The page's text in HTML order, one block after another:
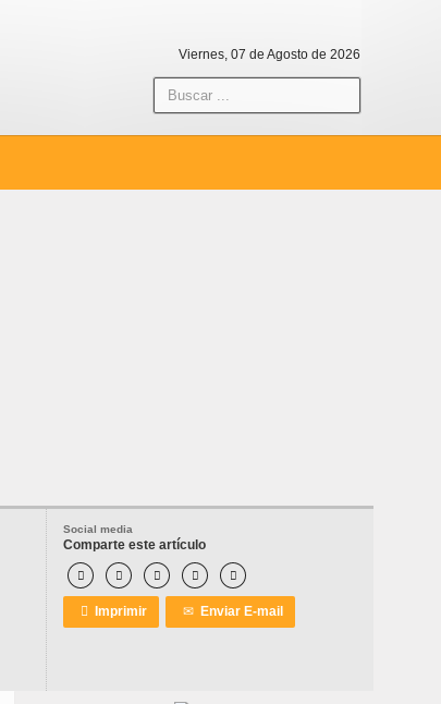
Viernes, 07 de Agosto de 2026
Social media
Comparte este artículo
    
 Imprimir ✉ Enviar E-mail